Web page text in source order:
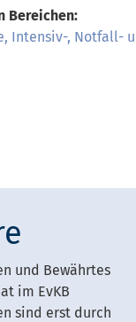
Bereichen:
Intensiv-, Notfall-
und Bewährtes
im EvKB
sind erst durch